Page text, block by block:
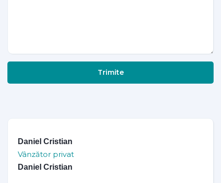
Trimite
Daniel Cristian
Vânzător privat
Daniel Cristian